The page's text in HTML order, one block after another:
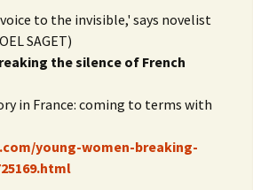
the silence of French
in France: coming to terms with
young-women-breaking-